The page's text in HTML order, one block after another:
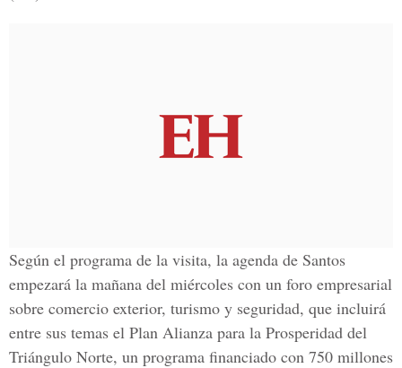
Según el programa de la visita, la agenda de Santos
empezará la mañana del miércoles con un foro empresarial
sobre comercio exterior, turismo y seguridad, que incluirá
entre sus temas el Plan Alianza para la Prosperidad del
Triángulo Norte, un programa financiado con 750 millones